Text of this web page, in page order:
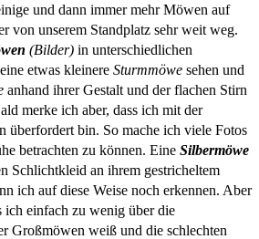
und dann immer mehr Möwen auf
von unserem Standplatz sehr weit weg.
(Bilder) in unterschiedlichen
etwas kleinere Sturmmöwe sehen und
anhand ihrer Gestalt und der flachen Stirn
merke ich aber, dass ich mit der
überfordert bin. So mache ich viele Fotos
betrachten zu können. Eine Silbermöwe
Schlichtkleid an ihrem gestricheltem
ich auf diese Weise noch erkennen. Aber
ich einfach zu wenig über die
Großmöwen weiß und die schlechten